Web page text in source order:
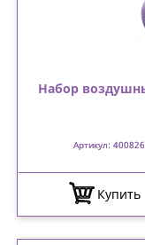
Набор
Артикул: 400826
Купить